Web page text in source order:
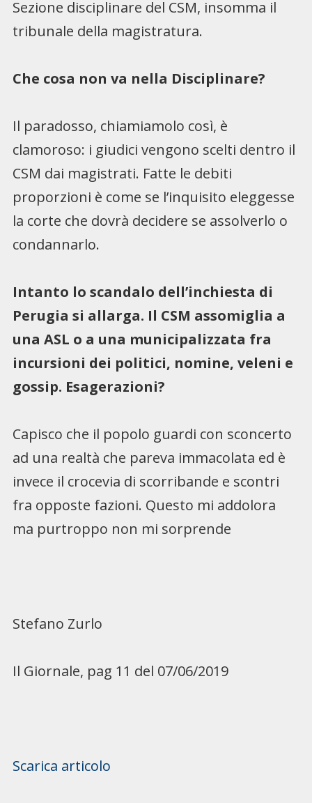
Sezione disciplinare del CSM, insomma il
tribunale della magistratura.
Che cosa non va nella Disciplinare?
Il paradosso, chiamiamolo così, è
clamoroso: i giudici vengono scelti dentro il
CSM dai magistrati. Fatte le debiti
proporzioni è come se l’inquisito eleggesse
la corte che dovrà decidere se assolverlo o
condannarlo.
Intanto lo scandalo dell’inchiesta di
Perugia si allarga. Il CSM assomiglia a
una ASL o a una municipalizzata fra
incursioni dei politici, nomine, veleni e
gossip. Esagerazioni?
Capisco che il popolo guardi con sconcerto
ad una realtà che pareva immacolata ed è
invece il crocevia di scorribande e scontri
fra opposte fazioni. Questo mi addolora
ma purtroppo non mi sorprende
Stefano Zurlo
Il Giornale, pag 11 del 07/06/2019
Scarica articolo